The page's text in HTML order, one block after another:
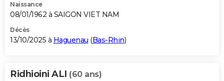
Naissance
08/01/1962 à SAIGON VIET NAM
Décès
13/10/2025 à Haguenau (Bas-Rhin)
Ridhioini ALI (60 ans)